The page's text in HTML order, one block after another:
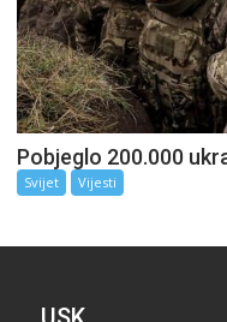
Pobjeglo 200.000
Svijet Vijesti